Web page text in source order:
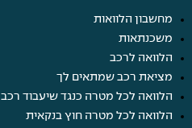
מחשבון הלוואות
משכנתאות
הלוואה לרכב
מציאת רכב שמתאים לך
הלוואה לכל מטרה כנגד שיעבוד רכב
הלוואה לכל מטרה חוץ בנקאית